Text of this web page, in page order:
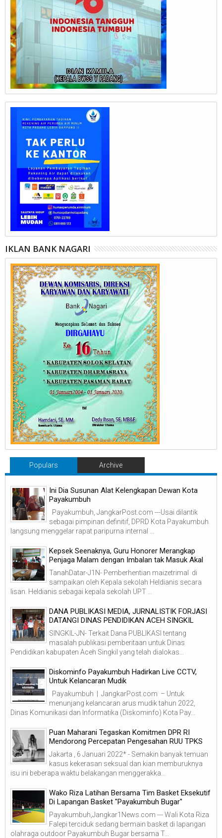
IKLAN BANK NAGARI
Populars Archive
Ini Dia Susunan Alat Kelengkapan Dewan Kota
Payakumbuh
Payakumbuh, JangkarPost.com ---Usai dilantik
sebagai pimpinan definitif, DPRD Kota Payakumbuh
langsung menggelar rapat paripurna internal ...
Kepsek Seenaknya, Guru Honorer Merangkap
Penjaga Malam dengan Imbalan tak Masuk Akal
TanahDatar-J1N- Pemberhentian maizetrimal di
sampaikan oleh Kepala sekolah Heldianis secara
lisan. Heldianis sebagai kepala sekolah UPT ...
DANA PUBLIKASI MEDIA, JURNALISTIK FORJASI
DATANGI DINAS PENDIDIKAN ACEH SINGKIL
SINGKIL-JN- Terkait Dana PUBLIKASI tentang
masalah publikasi pemberitaan untuk Dinas
Pendidikan kabupaten Aceh Singkil yang telah dialokas...
Diskominfo Payakumbuh Hadirkan Live CCTV,
Untuk Kelancaran Mudik
Payakumbuh | JangkarPost.com – Untuk
menunjang kelancaran arus mudik tahun 2022,
Dinas Komunikasi dan Informatika (Diskominfo) Kota Pay...
Puan Maharani Tegaskan Komitmen DPR RI
Mendorong Percepatan Pengesahan RUU TPKS
Jakarta , 6 Januari 2022* - Semakin banyak temuan
kasus kekerasan seksual dan kian memburuknya
isu ini beberapa waktu belakangan menggerakka...
Wako Riza Latihan Bersama Tim Basket Eksekutif
Di Lapangan Basket "Payakumbuh Bugar"
Payakumbuh,Jangkar1News.com --- Wali Kota Riza
Falepi terciduk sedang bermain basket di lapangan
olahraga outdoor Payakumbuh Bugar bersama T...